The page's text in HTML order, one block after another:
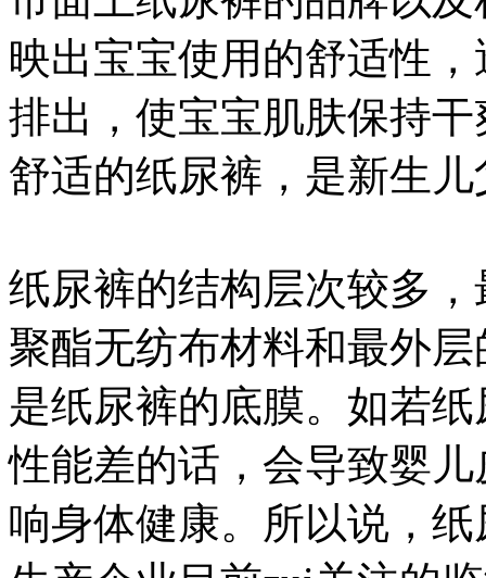
映出宝宝使用的舒适性
排出，使宝宝肌肤保持
舒适的纸尿裤，是新生
纸尿裤的结构层次较多
聚酯无纺布材料和最外
是纸尿裤的底膜。如若
性能差的话，会导致婴
响身体健康。所以说，